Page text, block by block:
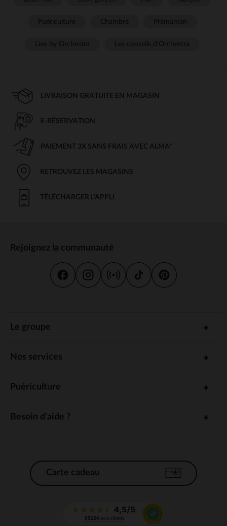
LIVRAISON GRATUITE EN MAGASIN
E-RÉSERVATION
PAIEMENT 3X SANS FRAIS AVEC ALMA*
RETROUVEZ LES MAGASINS
TÉLÉCHARGER L'APPLI
Rejoignez la communauté
Le groupe
Nos services
Puériculture
Besoin d'aide ?
Carte cadeau